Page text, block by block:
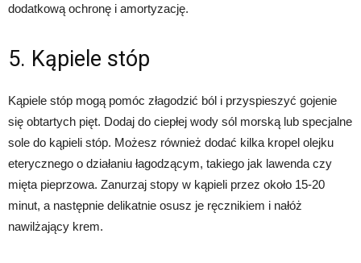
dodatkową ochronę i amortyzację.
5. Kąpiele stóp
Kąpiele stóp mogą pomóc złagodzić ból i przyspieszyć gojenie
się obtartych pięt. Dodaj do ciepłej wody sól morską lub specjalne
sole do kąpieli stóp. Możesz również dodać kilka kropel olejku
eterycznego o działaniu łagodzącym, takiego jak lawenda czy
mięta pieprzowa. Zanurzaj stopy w kąpieli przez około 15-20
minut, a następnie delikatnie osusz je ręcznikiem i nałóż
nawilżający krem.